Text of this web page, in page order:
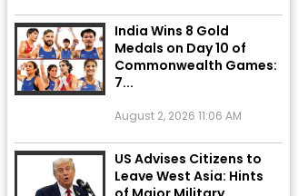
India Wins 8 Gold
Medals on Day 10 of
Commonwealth Games:
7...
US Advises Citizens to
Leave West Asia: Hints
of Major Military